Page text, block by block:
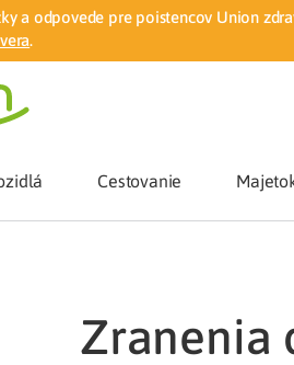
a odpovede pre poistencov Union
.
Zmena
Cestovanie
zranenia